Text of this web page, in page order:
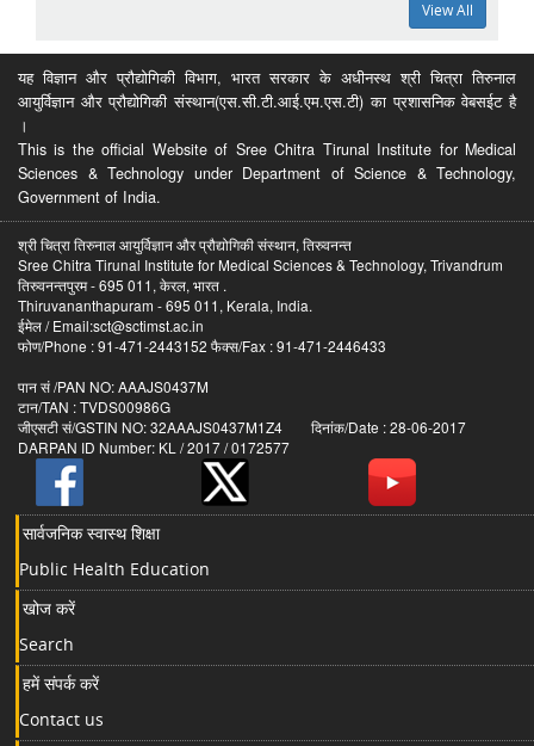
View All
यह विज्ञान और प्रौद्योगिकी विभाग, भारत सरकार के अधीनस्थ श्री चित्रा तिरुनाल
आयुर्विज्ञान और प्रौद्योगिकी संस्थान(एस.सी.टी.आई.एम.एस.टी) का प्रशासनिक वेबसईट है
।
This is the official Website of Sree Chitra Tirunal Institute for Medical
Sciences & Technology under Department of Science & Technology,
Government of India.
श्री चित्रा तिरुनाल आयुर्विज्ञान और प्रौद्योगिकी संस्थान, तिरुवनन्त
Sree Chitra Tirunal Institute for Medical Sciences & Technology, Trivandrum
तिरुवनन्तपुरम - 695 011, केरल, भारत .
Thiruvananthapuram - 695 011, Kerala, India.
ईमेल / Email:sct@sctimst.ac.in
फोण/Phone : 91-471-2443152 फैक्स/Fax : 91-471-2446433
पान सं /PAN NO: AAAJS0437M
टान/TAN : TVDS00986G
जीएसटी सं/GSTIN NO: 32AAAJS0437M1Z4 दिनांक/Date : 28-06-2017
DARPAN ID Number: KL / 2017 / 0172577
सार्वजनिक स्वास्थ शिक्षा
Public Health Education
खोज करें
Search
हमें संपर्क करें
Contact us